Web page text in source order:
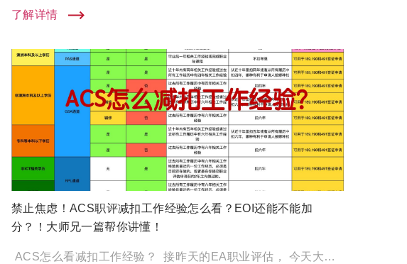
了解详情
禁止焦虑！ACS职评减扣工作经验怎么看？EOI还能不能加
分？！大师兄一篇帮你讲懂！
ACS怎么看减扣工作经验？ 接昨天的EA职业评估， 今天大师兄再为IT行业想移民的宝子， 带来重要的干货～ […]